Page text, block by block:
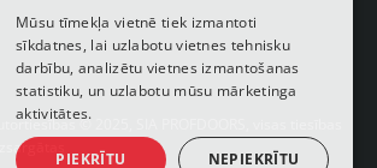
© 2025, SIA PROFDOORS, visas tiesības
ENGLISH
Mūsu tīmekļa vietnē tiek izmantoti
sīkdatnes, lai uzlabotu vietnes tehnisku
darbību, analizētu vietnes izmantošanas
statistiku, un uzlabotu mūsu mārketinga
aktivitātes.
PIEKRĪTU NEPIEKRĪTU